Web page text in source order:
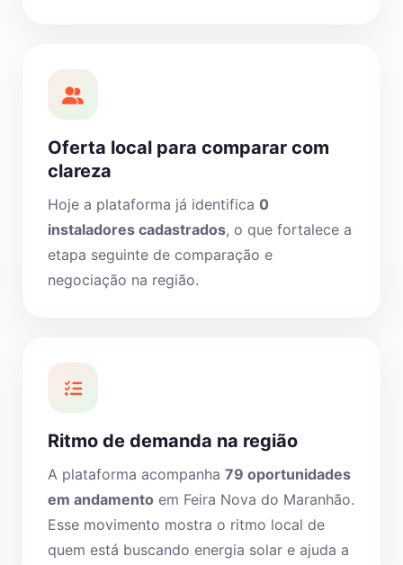
Oferta local para comparar com
clareza
Hoje a plataforma já identifica 0
instaladores cadastrados, o que fortalece a
etapa seguinte de comparação e
negociação na região.
Ritmo de demanda na região
A plataforma acompanha 79 oportunidades
em andamento em Feira Nova do Maranhão.
Esse movimento mostra o ritmo local de
quem está buscando energia solar e ajuda a